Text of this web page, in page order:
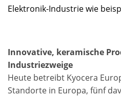
Elektronik-Industrie wie
Innovative, keramische
Industriezweige
Heute betreibt Kyocera
Standorte in Europa, fünf